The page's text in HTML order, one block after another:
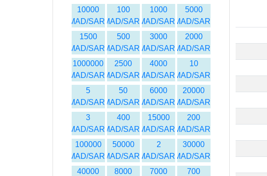
5000
MAD/SAR
1000
MAD/SAR
100
MAD/SAR
10000
MAD/SAR
2000
MAD/SAR
3000
MAD/SAR
500
MAD/SAR
1500
MAD/SAR
10
MAD/SAR
4000
MAD/SAR
2500
MAD/SAR
1000000
MAD/SAR
20000
MAD/SAR
6000
MAD/SAR
50
MAD/SAR
5
MAD/SAR
200
MAD/SAR
15000
MAD/SAR
400
MAD/SAR
3
MAD/SAR
30000
MAD/SAR
2
MAD/SAR
50000
MAD/SAR
100000
MAD/SAR
700
7000
8000
40000